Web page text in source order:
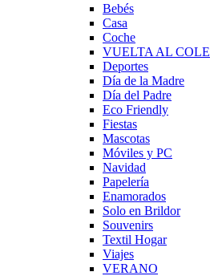
Bebés
Casa
Coche
VUELTA AL COLE
Deportes
Día de la Madre
Día del Padre
Eco Friendly
Fiestas
Mascotas
Móviles y PC
Navidad
Papelería
Enamorados
Solo en Brildor
Souvenirs
Textil Hogar
Viajes
VERANO